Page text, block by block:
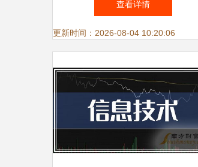
能农村建设
查看详情
更新时间：2026-08-04 10:20:06